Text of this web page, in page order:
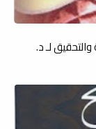
لـ د.